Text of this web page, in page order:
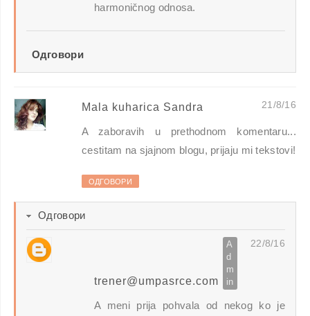
harmoničnog odnosa.
Одговори
Mala kuharica Sandra 21/8/16
A zaboravih u prethodnom komentaru...
cestitam na sjajnom blogu, prijaju mi tekstovi!
ОДГОВОРИ
Одговори
trener@umpasrce.com
22/8/16
A meni prija pohvala od nekog ko je